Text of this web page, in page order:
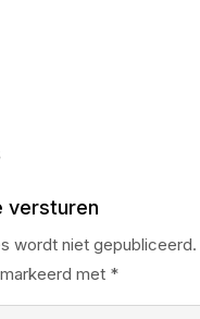
versturen
wordt niet gepubliceerd.
met *